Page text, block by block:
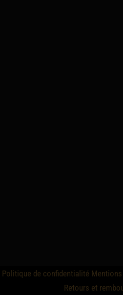
Politique de confidentialité
Retours et